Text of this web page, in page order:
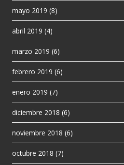
mayo 2019 (8)
abril 2019 (4)
marzo 2019 (6)
febrero 2019 (6)
enero 2019 (7)
diciembre 2018 (6)
noviembre 2018 (6)
octubre 2018 (7)